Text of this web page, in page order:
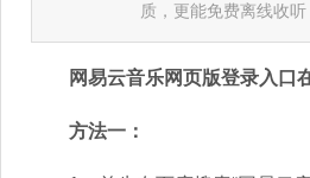
质，更能免费离线收听
网易云音乐网页版登录入口
方法一：